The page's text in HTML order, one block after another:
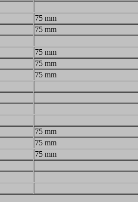
75 mm
75 mm
75 mm
75 mm
75 mm
75 mm
75 mm
75 mm